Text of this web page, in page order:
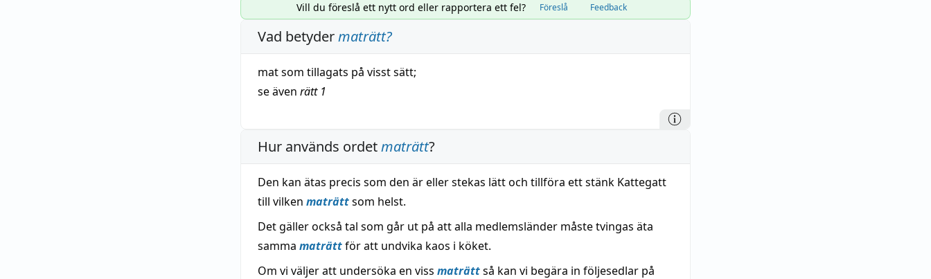
Vill du föreslå ett nytt ord eller rapportera ett fel? Föreslå Feedback
Vad betydermaträtt?
matsom tillagats på visstsätt;
se även rätt1
Hur används ordetmaträtt?
Den kan ätas precis som den är eller stekas lätt och tillföra ett stänk Kattegatt
till vilken maträttsom helst.
Det gäller också tal som går ut på att alla medlemsländer måste tvingas äta
samma maträttför att undvika kaos i köket.
Om vi väljer att undersöka en viss maträttså kan vi begära in följesedlar på